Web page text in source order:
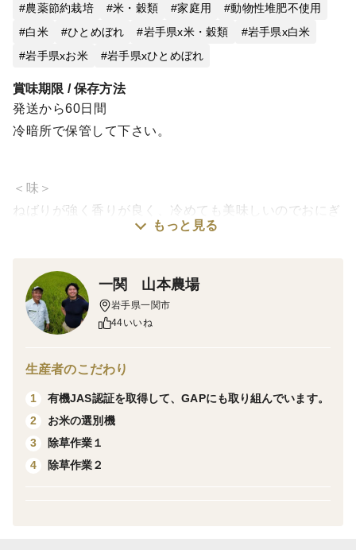
農薬節約栽培 米・穀類 家庭用
動物性堆肥不使用
白米
ひとめぼれ 岩手県x米・穀類
岩手県x白米
岩手県xお米
岩手県xひとめぼれ
賞味期限 / 保存方法
発送から60日間
冷暗所で保管して下さい。
＜味＞
ねばりが強く香りが良く、冷めても美味しいのでおにぎ
りやお弁当には最適です。
＜栽培のこだわり＞
農薬使用は田植え直後の除草剤のみ。殺虫剤・殺菌剤不
使用ですので、残留農薬の心配がほとんどありません
＊節減対象農薬：当地比８割減
もっと見る
一関 山本農場
岩手県一関市
44いいね
生産者のこだわり
1
有機JAS認証を取得して、GAPにも取り組んでいます。
2
お米の選別機
3
除草作業１
4
除草作業２